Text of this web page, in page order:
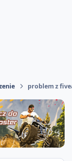
problem z